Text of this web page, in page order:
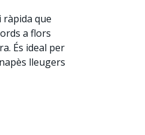
que
a flors
És ideal per
lleugers